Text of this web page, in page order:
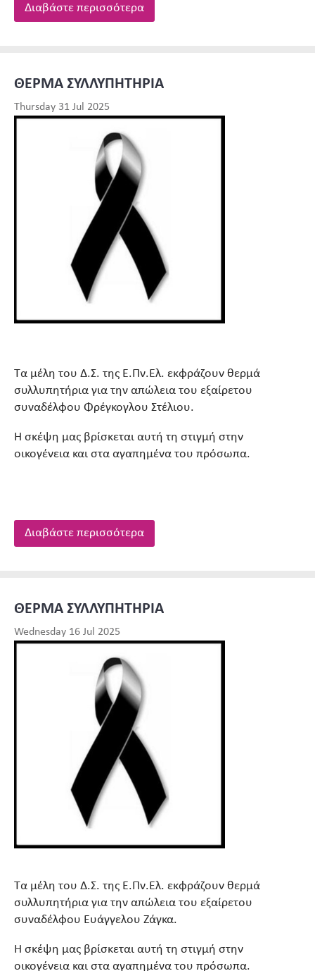
Διαβάστε περισσότερα
ΘΕΡΜΑ ΣΥΛΛΥΠΗΤΗΡΙΑ
Thursday 31 Jul 2025
Τα μέλη του Δ.Σ. της Ε.Πν.Ελ. εκφράζουν θερμά
συλλυπητήρια για την απώλεια του εξαίρετου
συναδέλφου Φρέγκογλου Στέλιου.
Η σκέψη μας βρίσκεται αυτή τη στιγμή στην
οικογένεια και στα αγαπημένα του πρόσωπα.
Διαβάστε περισσότερα
ΘΕΡΜΑ ΣΥΛΛΥΠΗΤΗΡΙΑ
Wednesday 16 Jul 2025
Τα μέλη του Δ.Σ. της Ε.Πν.Ελ. εκφράζουν θερμά
συλλυπητήρια για την απώλεια του εξαίρετου
συναδέλφου Ευάγγελου Ζάγκα.
Η σκέψη μας βρίσκεται αυτή τη στιγμή στην
οικογένεια και στα αγαπημένα του πρόσωπα.